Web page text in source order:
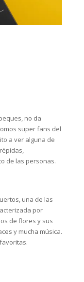
no da
super fans del
a ver alguna de
de las personas.
una de las
por
de flores y sus
y mucha música.